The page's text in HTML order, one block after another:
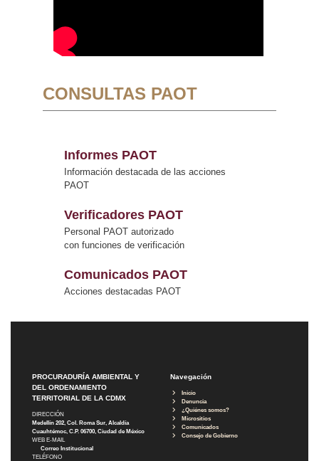
CONSULTAS PAOT
Informes PAOT
Información destacada de las acciones
PAOT
Verificadores PAOT
Personal PAOT autorizado
con funciones de verificación
Comunicados PAOT
Acciones destacadas PAOT
PROCURADURÍA AMBIENTAL Y
DEL ORDENAMIENTO
TERRITORIAL DE LA CDMX
DIRECCIÓN
Medellín 202, Col. Roma Sur, Alcaldía
Cuauhtémoc, C.P. 06700, Ciudad de México
WEB E-MAIL
Correo Institucional
TELÉFONO
Navegación
Inicio
Denuncia
¿Quiénes somos?
Micrositios
Comunicados
Consejo de Gobierno